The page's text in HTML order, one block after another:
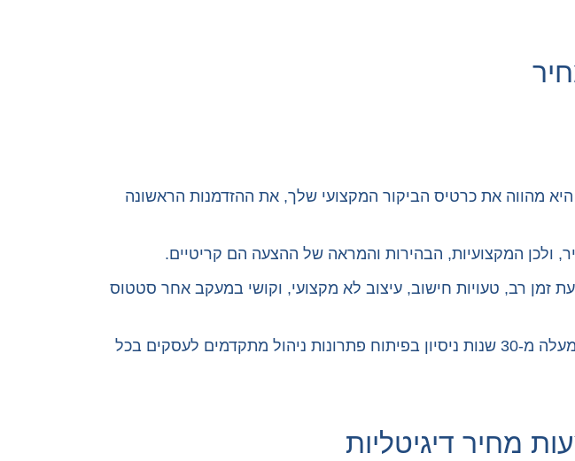
מהווה את כרטיס הביקור המקצועי שלך, את ההזדמנות הראשונה
רב, טעויות חישוב, עיצוב לא מקצועי, וקושי במעקב אחר סטטוס
האתגרים האלה מתעצמים ככל שהעסק גדל, וכאן נכנסת לתמונה בינה – חברה עם למעלה מ-30 שנות ניסיון בפיתוח פתרונות ניהול מתקדמים לעסקים בכל
מחיר דיגיטליות